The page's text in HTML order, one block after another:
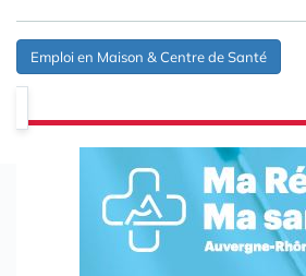
Emploi en Maison & Centre de Santé